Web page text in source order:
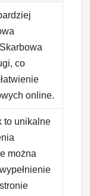
co
online.
to unikalne
można